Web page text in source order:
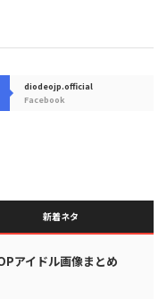
diodeojp.official
Facebook
新着ネタ
アイドル画像まとめ